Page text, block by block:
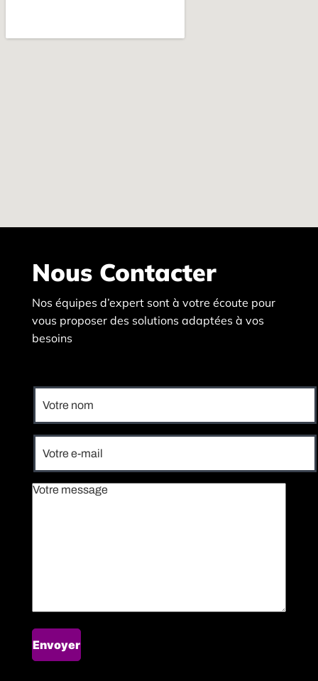
Nous Contacter
Nos équipes d’expert sont à votre écoute pour
vous proposer des solutions adaptées à vos
besoins